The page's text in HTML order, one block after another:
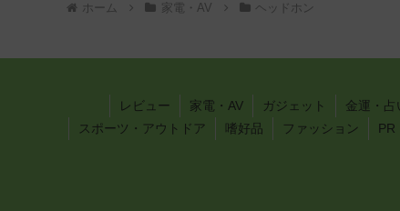
ホーム 家電・AV ヘッドホン
レビュー 家電・AV ガジェット 金運・占
スポーツ・アウトドア
嗜好品 ファッション PR